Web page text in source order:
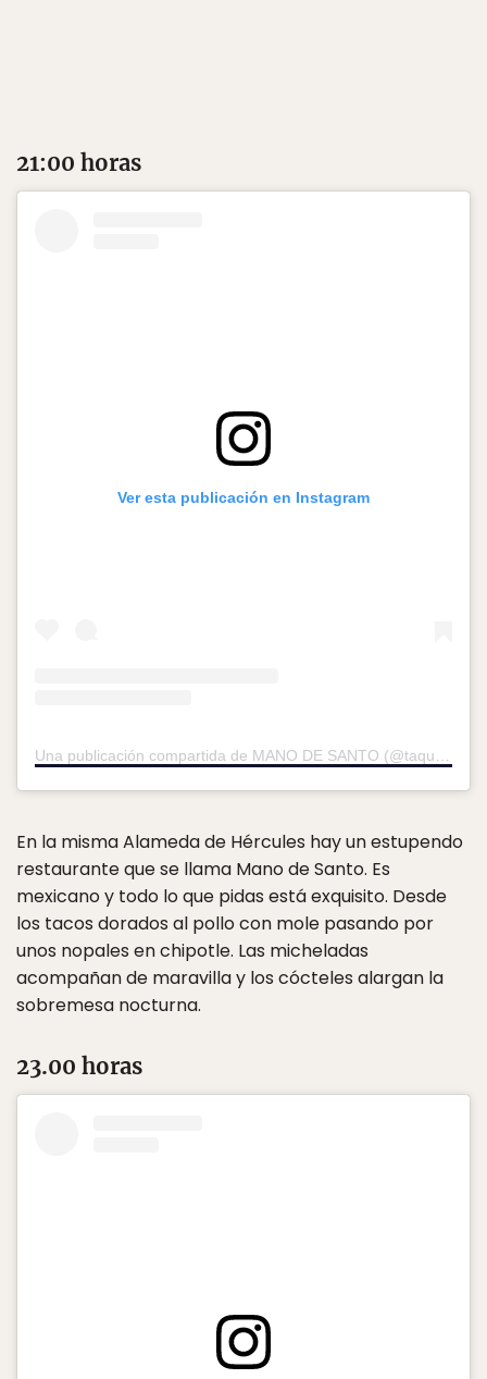
21:00 horas
Ver esta publicación en Instagram
En la misma Alameda de Hércules hay un estupendo
restaurante que se llama Mano de Santo. Es
mexicano y todo lo que pidas está exquisito. Desde
los tacos dorados al pollo con mole pasando por
unos nopales en chipotle. Las micheladas
acompañan de maravilla y los cócteles alargan la
sobremesa nocturna.
23.00 horas